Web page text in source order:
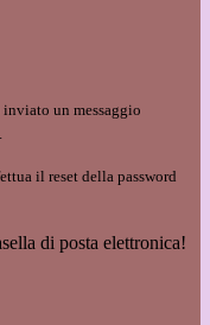
inviato un messaggio
il reset della password
di posta elettronica!